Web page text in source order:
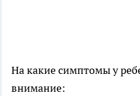
На какие симптомы у
внимание: